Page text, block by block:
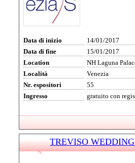
Data di inizio
14/01/2017
Data di fine
15/01/2017
Location
NH Laguna
Località
Venezia
Nr. espositori
55
Ingresso
gratuito con
TREVISO